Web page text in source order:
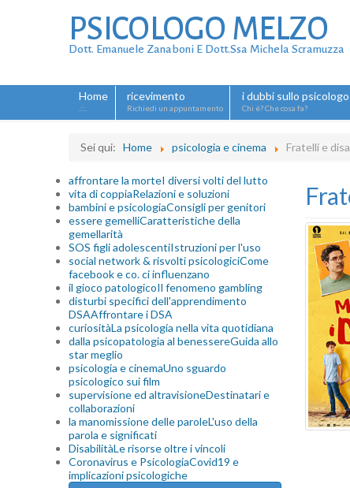
PSICOLOGO MELZO
Dott. Emanuele Zanaboni E Dott.ssa Michela Scramuzza
Home
.::.
ricevimento
Richiedi un appuntamento
i dubbi sullo psicologo
Chi è? Che cosa fa?
Sei qui: Home psicologia e cinema Fratelli e
affrontare la morteI diversi volti del lutto
vita di coppiaRelazioni e soluzioni
bambini e psicologiaConsigli per genitori
essere gemelliCaratteristiche della
gemellarità
SOS figli adolescentiIstruzioni per l'uso
social network & risvolti psicologiciCome
facebook e co. ci influenzano
il gioco patologicoIl fenomeno gambling
disturbi specifici dell'apprendimento
DSAAffrontare i DSA
curiositàLa psicologia nella vita quotidiana
dalla psicopatologia al benessereGuida allo
star meglio
psicologia e cinemaUno sguardo
psicologico sui film
supervisione ed altravisioneDestinatari e
collaborazioni
la manomissione delle paroleL'uso della
parola e significati
DisabilitàLe risorse oltre i vincoli
Coronavirus e PsicologiaCovid19 e
implicazioni psicologiche